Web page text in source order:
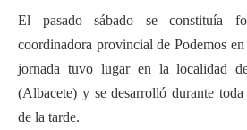
El pasado sábado se constituía
coordinadora provincial de Podemos
jornada tuvo lugar en la localidad
(Albacete) y se desarrolló durante
de la tarde.